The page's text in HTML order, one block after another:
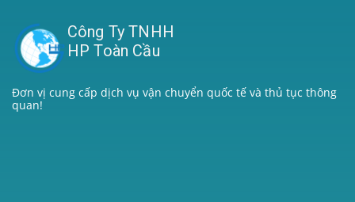
Công Ty TNHH
HP Toàn Cầu
Đơn vị cung cấp dịch vụ vận chuyển quốc tế và thủ tục thông
quan!